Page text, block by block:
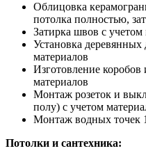
Облицовка
потолка полностью,
Затирка швов с учетом
Установка
материалов
Изготовление коробов
материалов
Монтаж розеток и
полу) с учетом
Монтаж водных точек
Потолки и сантехника: